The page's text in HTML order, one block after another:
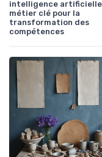
intelligence artificielle
métier clé pour la
transformation des
compétences